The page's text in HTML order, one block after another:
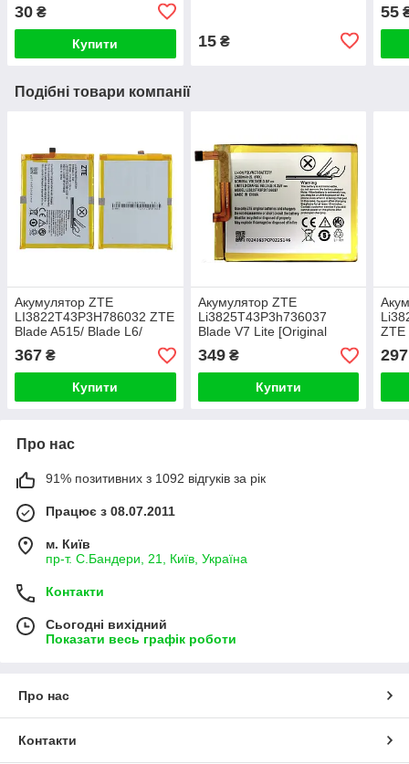
30 ₴
Купити 15₴
55
Подібні товари компанії
Акумулятор ZTE
LI3822T43P3H786032 ZTE
Blade A515/ Blade L6/
Blade V6/ Blade X7/ Blade
Z7
367 ₴
Купити
Акумулятор ZTE
Li3825T43P3h736037
Blade V7 Lite [Original
PRC]
349₴
Купити
ZTE
/
297
Про нас
91% позитивних з 1092 відгуків за рік
Працює з 08.07.2011
м. Київ
пр-т. С.Бандери, 21, Київ, Україна
Контакти
Сьогодні вихідний
Показати весь графік роботи
Про нас
Контакти